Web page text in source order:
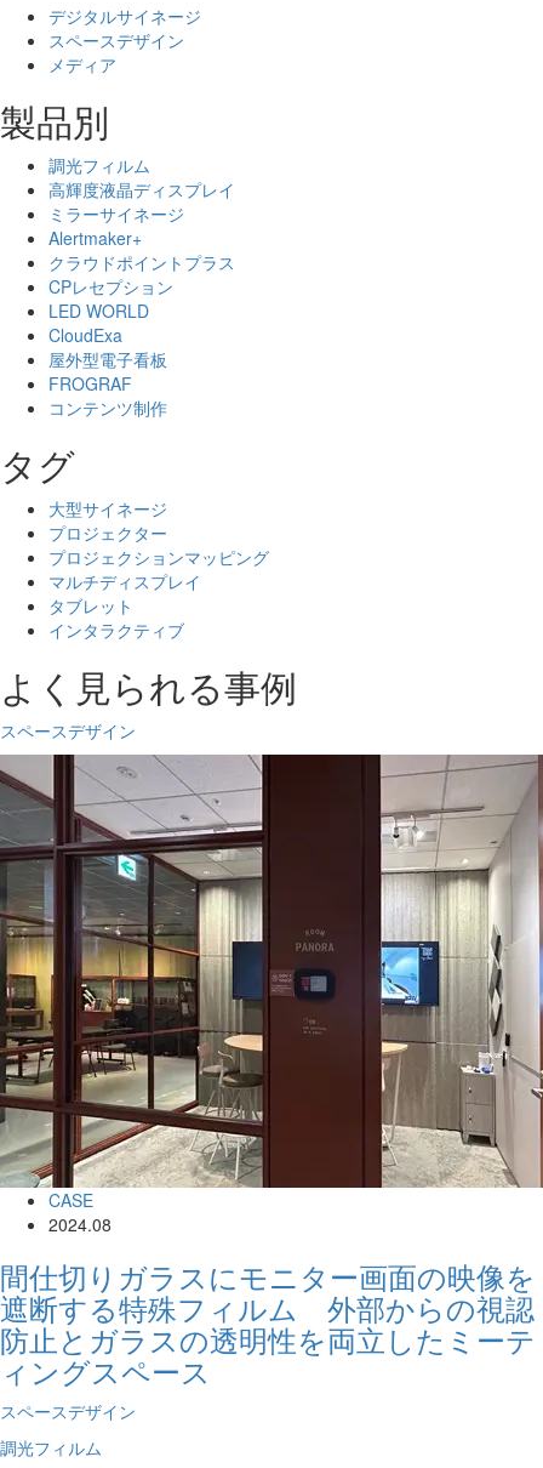
デジタルサイネージ
スペースデザイン
メディア
製品別
調光フィルム
高輝度液晶ディスプレイ
ミラーサイネージ
Alertmaker+
クラウドポイントプラス
CPレセプション
LED WORLD
CloudExa
屋外型電子看板
FROGRAF
コンテンツ制作
タグ
大型サイネージ
プロジェクター
プロジェクションマッピング
マルチディスプレイ
タブレット
インタラクティブ
よく見られる事例
スペースデザイン
CASE
2024.08
間仕切りガラスにモニター画面の映像を
遮断する特殊フィルム 外部からの視認
防止とガラスの透明性を両立したミーテ
ィングスペース
スペースデザイン
調光フィルム